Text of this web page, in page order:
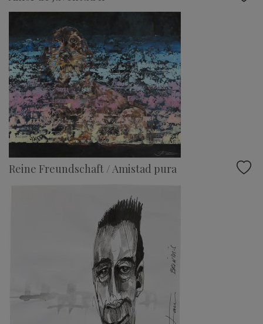
Reine Freundschaft / Amistad pura